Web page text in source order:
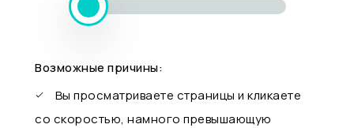
Возможные причины:
Вы просматриваете страницы и кликаете
со скоростью, намного превышающую